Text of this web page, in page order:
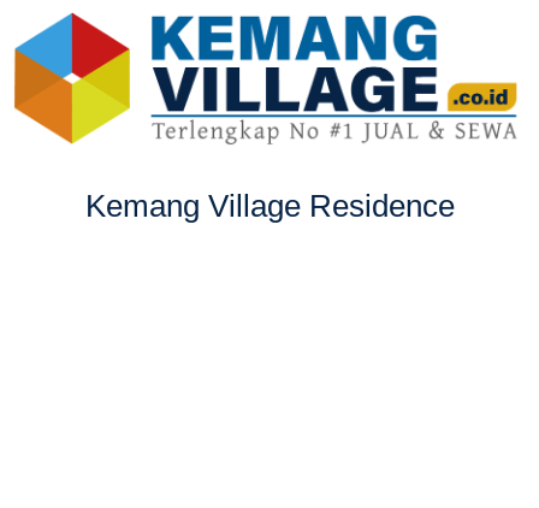
Kemang Village Residence